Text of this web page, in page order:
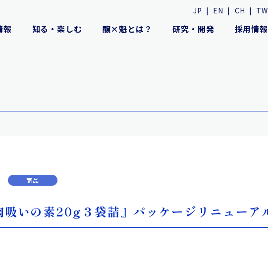
JP | EN | CH | TW
報 知る・楽しむ 醸×魁とは？ 研究・開発 採用情報
商品
吸いの素20g３袋詰』パッケージリニューア